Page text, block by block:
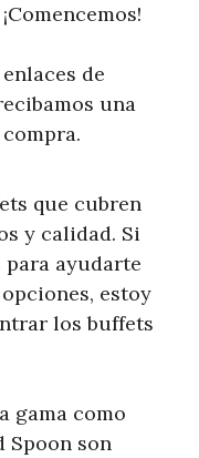
de
una
que cubren
y calidad. Si
ayudarte
estoy
los buffets
gama como
Spoon son